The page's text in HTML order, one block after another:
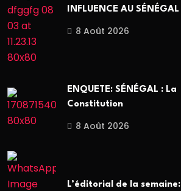
INFLUENCE AU SÉNÉGAL
8 Août 2026
ENQUETE: SÉNÉGAL : La
Constitution
8 Août 2026
L’éditorial de la semaine: